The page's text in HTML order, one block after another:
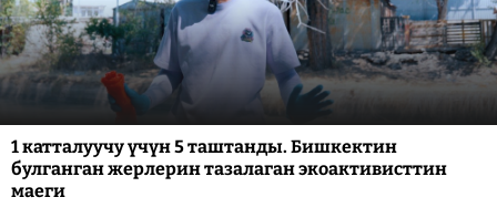
1 катталуучу үчүн 5 таштанды. Бишкектин
булганган жерлерин тазалаган экоактивисттин
маеги